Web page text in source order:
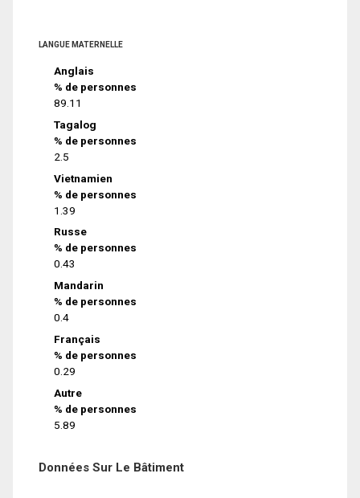
LANGUE MATERNELLE
Anglais
% de personnes
89.11
Tagalog
% de personnes
2.5
Vietnamien
% de personnes
1.39
Russe
% de personnes
0.43
Mandarin
% de personnes
0.4
Français
% de personnes
0.29
Autre
% de personnes
5.89
Données Sur Le Bâtiment